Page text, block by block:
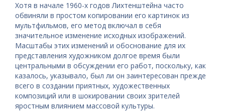
Хотя в начале 1960-х годов Лихтенштейна часто
обвиняли в простом копировании его картинок из
мультфильмов, его метод включал в себя
значительное изменение исходных изображений.
Масштабы этих изменений и обоснование для их
представления художником долгое время были
центральными в обсуждении его работ, поскольку, как
казалось, указывало, был ли он заинтересован прежде
всего в создании приятных, художественных
композиций или в шокировании своих зрителей
яростным влиянием массовой культуры.